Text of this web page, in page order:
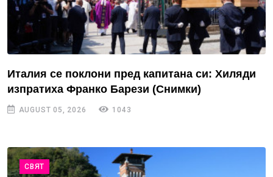
Италия се поклони пред капитана си: Хиляди
изпратиха Франко Барези (Снимки)
AUGUST 05, 2026 1043
СВЯТ